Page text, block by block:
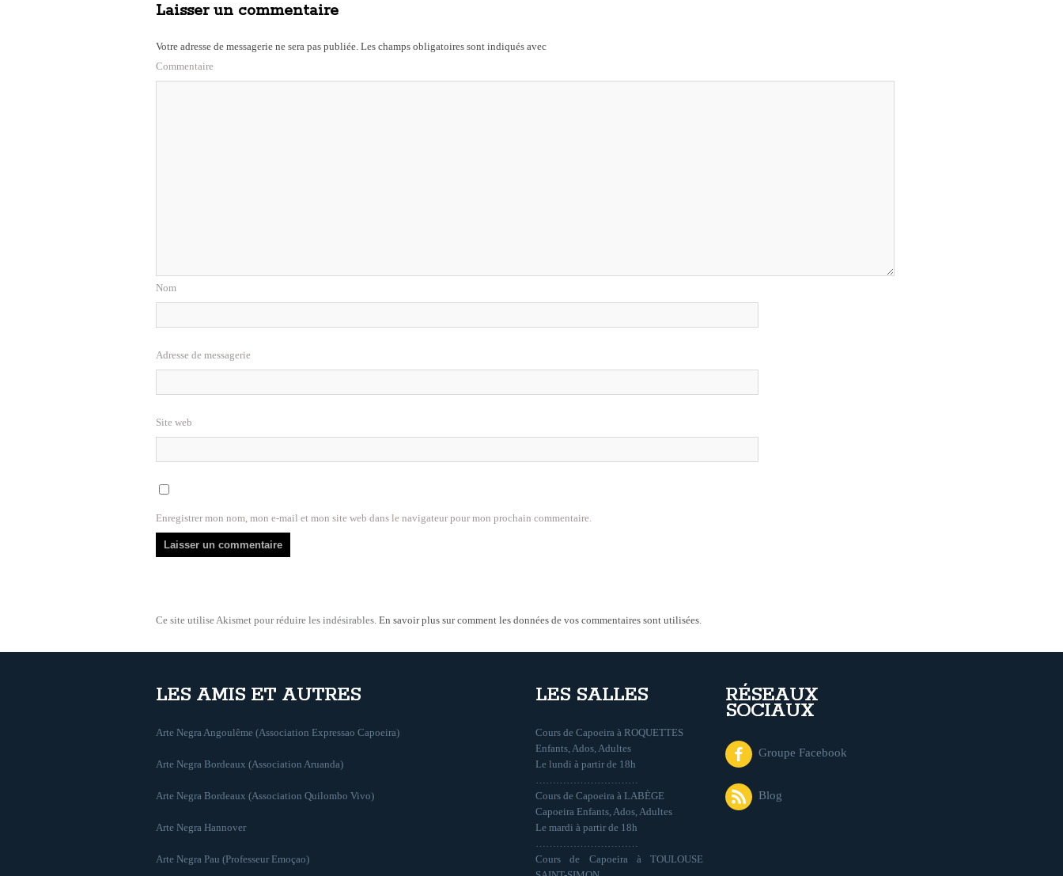
Laisser un commentaire
Votre adresse de messagerie ne sera pas publiée. Les champs obligatoires sont indiqués avec
Commentaire
Nom
Adresse de messagerie
Site web
Enregistrer mon nom, mon e-mail et mon site web dans le navigateur pour mon prochain commentaire.
Ce site utilise Akismet pour réduire les indésirables. En savoir plus sur comment les données de vos commentaires sont utilisées.
LES AMIS ET AUTRES
Arte Negra Angoulême (Association Expressao Capoeira)
Arte Negra Bordeaux (Association Aruanda)
Arte Negra Bordeaux (Association Quilombo Vivo)
Arte Negra Hannover
Arte Negra Pau (Professeur Emoçao)
LES SALLES
Cours de Capoeira à ROQUETTES
Enfants, Ados, Adultes
Le lundi à partir de 18h
…………………………
Cours de Capoeira à LABÈGE
Capoeira Enfants, Ados, Adultes
Le mardi à partir de 18h
…………………………
Cours de Capoeira à TOULOUSE
RÉSEAUX
SOCIAUX
Groupe Facebook
Blog